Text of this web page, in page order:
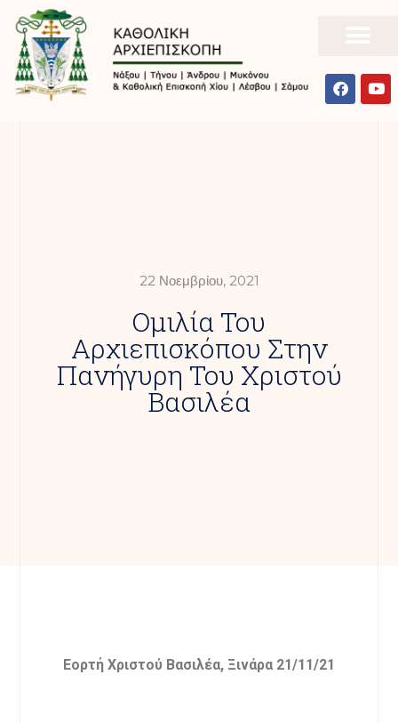
22 Νοεμβρίου, 2021
Ομιλία Του
Αρχιεπισκόπου Στην
Πανήγυρη Του Χριστού
Βασιλέα
Εορτή Χριστού Βασιλέα, Ξινάρα 21/11/21